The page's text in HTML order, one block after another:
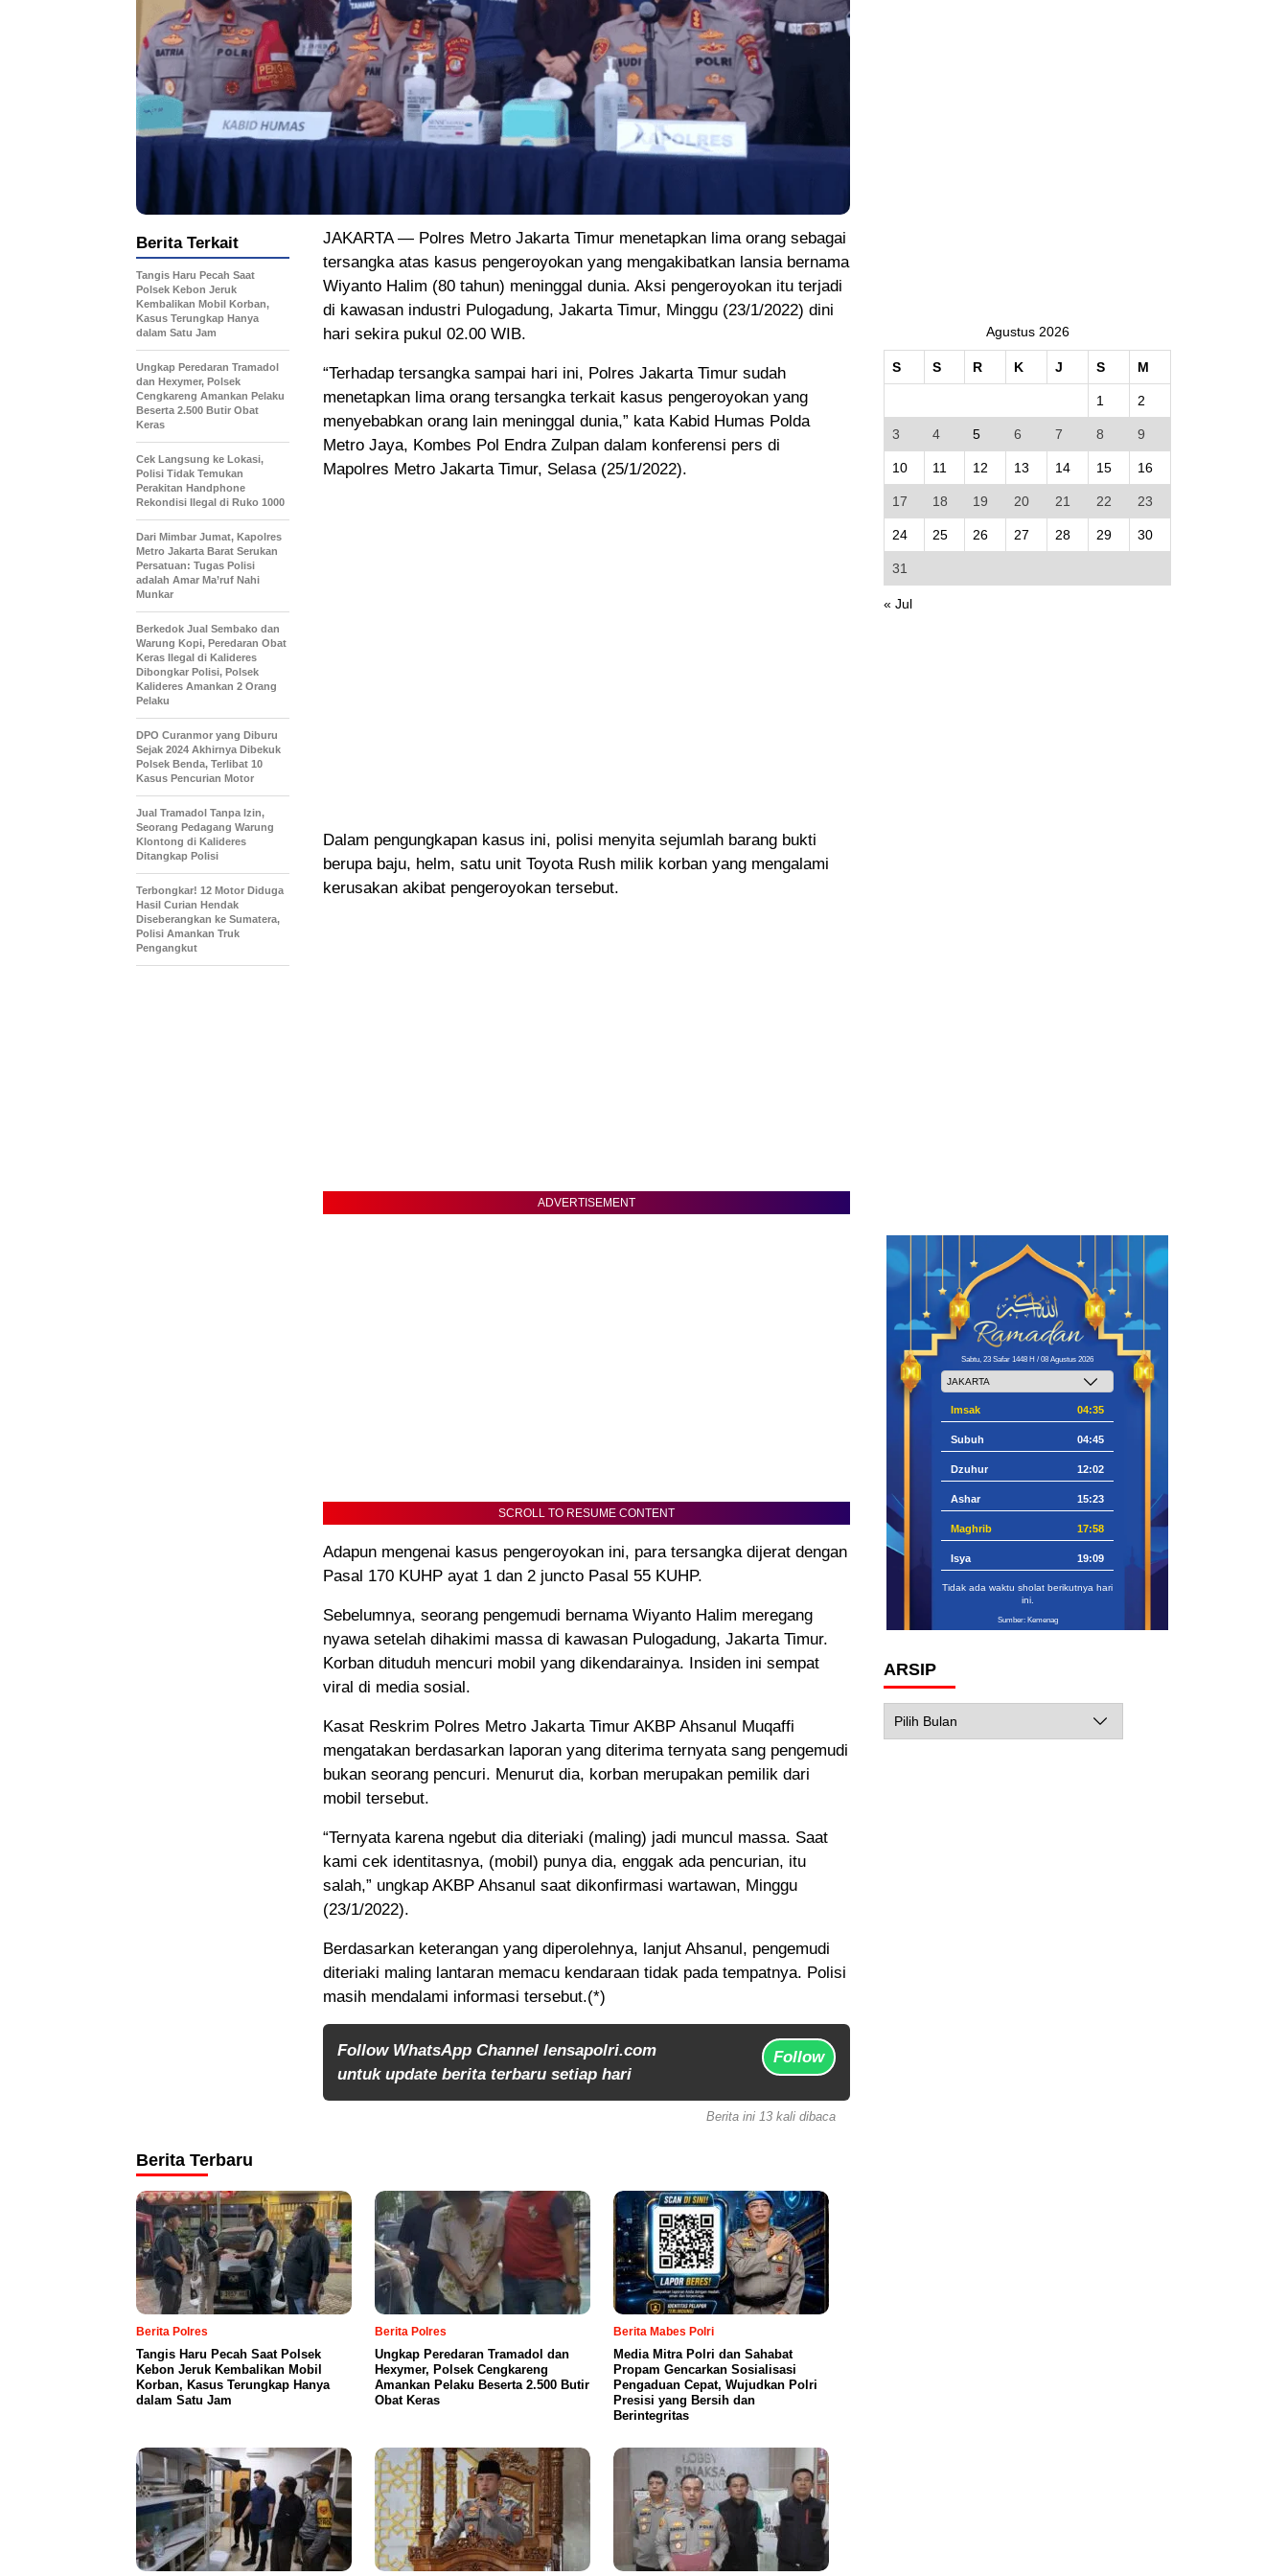
JAKARTA — Polres Metro Jakarta Timur menetapkan lima orang sebagai
tersangka atas kasus pengeroyokan yang mengakibatkan lansia bernama
Wiyanto Halim (80 tahun) meninggal dunia. Aksi pengeroyokan itu terjadi
di kawasan industri Pulogadung, Jakarta Timur, Minggu (23/1/2022) dini
hari sekira pukul 02.00 WIB.
“Terhadap tersangka sampai hari ini, Polres Jakarta Timur sudah
menetapkan lima orang tersangka terkait kasus pengeroyokan yang
menyebabkan orang lain meninggal dunia,” kata Kabid Humas Polda
Metro Jaya, Kombes Pol Endra Zulpan dalam konferensi pers di
Mapolres Metro Jakarta Timur, Selasa (25/1/2022).
Dalam pengungkapan kasus ini, polisi menyita sejumlah barang bukti
berupa baju, helm, satu unit Toyota Rush milik korban yang mengalami
kerusakan akibat pengeroyokan tersebut.
ADVERTISEMENT
SCROLL TO RESUME CONTENT
Adapun mengenai kasus pengeroyokan ini, para tersangka dijerat dengan
Pasal 170 KUHP ayat 1 dan 2 juncto Pasal 55 KUHP.
Sebelumnya, seorang pengemudi bernama Wiyanto Halim meregang
nyawa setelah dihakimi massa di kawasan Pulogadung, Jakarta Timur.
Korban dituduh mencuri mobil yang dikendarainya. Insiden ini sempat
viral di media sosial.
Kasat Reskrim Polres Metro Jakarta Timur AKBP Ahsanul Muqaffi
mengatakan berdasarkan laporan yang diterima ternyata sang pengemudi
bukan seorang pencuri. Menurut dia, korban merupakan pemilik dari
mobil tersebut.
“Ternyata karena ngebut dia diteriaki (maling) jadi muncul massa. Saat
kami cek identitasnya, (mobil) punya dia, enggak ada pencurian, itu
salah,” ungkap AKBP Ahsanul saat dikonfirmasi wartawan, Minggu
(23/1/2022).
Berdasarkan keterangan yang diperolehnya, lanjut Ahsanul, pengemudi
diteriaki maling lantaran memacu kendaraan tidak pada tempatnya. Polisi
masih mendalami informasi tersebut.(*)
Follow WhatsApp Channel lensapolri.com
untuk update berita terbaru setiap hari
Follow
Berita Terkait
Tangis Haru Pecah Saat
Polsek Kebon Jeruk
Kembalikan Mobil Korban,
Kasus Terungkap Hanya
dalam Satu Jam
Ungkap Peredaran Tramadol
dan Hexymer, Polsek
Cengkareng Amankan Pelaku
Beserta 2.500 Butir Obat
Keras
Cek Langsung ke Lokasi,
Polisi Tidak Temukan
Perakitan Handphone
Rekondisi Ilegal di Ruko 1000
Dari Mimbar Jumat, Kapolres
Metro Jakarta Barat Serukan
Persatuan: Tugas Polisi
adalah Amar Ma’ruf Nahi
Munkar
Berkedok Jual Sembako dan
Warung Kopi, Peredaran Obat
Keras Ilegal di Kalideres
Dibongkar Polisi, Polsek
Kalideres Amankan 2 Orang
Pelaku
DPO Curanmor yang Diburu
Sejak 2024 Akhirnya Dibekuk
Polsek Benda, Terlibat 10
Kasus Pencurian Motor
Jual Tramadol Tanpa Izin,
Seorang Pedagang Warung
Klontong di Kalideres
Ditangkap Polisi
Terbongkar! 12 Motor Diduga
Hasil Curian Hendak
Diseberangkan ke Sumatera,
Polisi Amankan Truk
Pengangkut
Berita ini 13 kali dibaca
Berita Terbaru
Berita Polres
Tangis Haru Pecah Saat Polsek
Kebon Jeruk Kembalikan Mobil
Korban, Kasus Terungkap Hanya
dalam Satu Jam
Berita Polres
Ungkap Peredaran Tramadol dan
Hexymer, Polsek Cengkareng
Amankan Pelaku Beserta 2.500 Butir
Obat Keras
Berita Mabes Polri
Media Mitra Polri dan Sahabat
Propam Gencarkan Sosialisasi
Pengaduan Cepat, Wujudkan Polri
Presisi yang Bersih dan
Berintegritas
Agustus 2026
S S R K J S M
1 2
3 4 5 6 7 8 9
10 11 12 13 14 15 16
17 18 19 20 21 22 23
24 25 26 27 28 29 30
31
« Jul
Sabtu, 23 Safar 1448 H / 08 Agustus 2026
Imsak 04:35
Subuh 04:45
Dzuhur 12:02
Ashar 15:23
Maghrib 17:58
Isya 19:09
Tidak ada waktu sholat berikutnya hari
ini.
Sumber: Kemenag
ARSIP